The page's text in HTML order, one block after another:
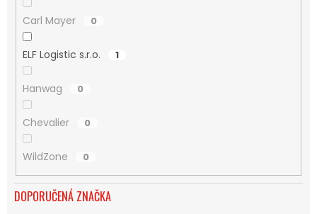
Carl Mayer 0
ELF Logistic s.r.o. 1
Hanwag 0
Chevalier 0
WildZone 0
DOPORUČENÁ ZNAČKA